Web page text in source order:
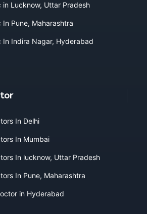
in Lucknow, Uttar Pradesh
Pune, Maharashtra
In Indira Nagar, Hyderabad
In Delhi
In Mumbai
In lucknow, Uttar Pradesh
In Pune, Maharashtra
in Hyderabad